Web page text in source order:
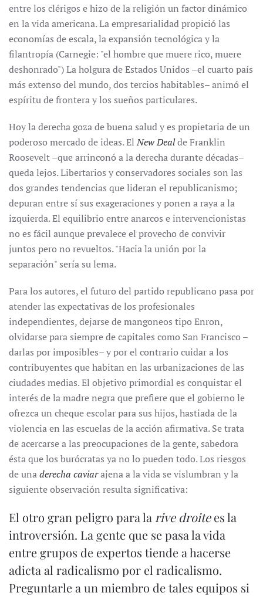
entre los clérigos e hizo de la religión un factor dinámico
en la vida americana. La empresarialidad propició las
economías de escala, la expansión tecnológica y la
filantropía (Carnegie: "el hombre que muere rico, muere
deshonrado") La holgura de Estados Unidos –el cuarto país
más extenso del mundo, dos tercios habitables– animó el
espíritu de frontera y los sueños particulares.
Hoy la derecha goza de buena salud y es propietaria de un
poderoso mercado de ideas. ElNew Dealde Franklin
Roosevelt –que arrinconó a la derecha durante décadas–
queda lejos. Libertarios y conservadores sociales son las
dos grandes tendencias que lideran el republicanismo;
depuran entre sí sus exageraciones y ponen a raya a la
izquierda. El equilibrio entre anarcos e intervencionistas
no es fácil aunque prevalece el provecho de convivir
juntos pero no revueltos. "Hacia la unión por la
separación" sería su lema.
Para los autores, el futuro del partido republicano pasa por
atender las expectativas de los profesionales
independientes, dejarse de mangoneos tipo Enron,
olvidarse para siempre de capitales como San Francisco –
darlas por imposibles– y por el contrario cuidar a los
contribuyentes que habitan en las urbanizaciones de las
ciudades medias. El objetivo primordial es conquistar el
interés de la madre negra que prefiere que el gobierno le
ofrezca un cheque escolar para sus hijos, hastiada de la
violencia en las escuelas de la acción afirmativa. Se trata
de acercarse a las preocupaciones de la gente, sabedora
ésta que los burócratas ya no lo pueden todo. Los riesgos
de unaderecha caviarajena a la vida se vislumbran y la
siguiente observación resulta significativa:
El otro gran peligro para la rive droitees la
introversión. La gente que se pasa la vida
entre grupos de expertos tiende a hacerse
adicta al radicalismo por el radicalismo.
Preguntarle a un miembro de tales equipos si